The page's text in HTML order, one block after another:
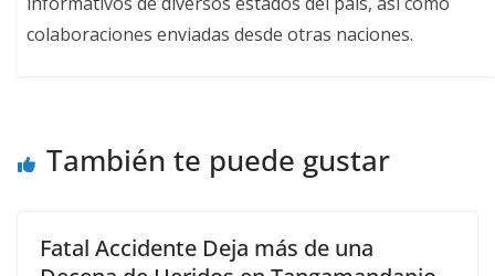
colaboraciones enviadas desde otras naciones.
También te puede gustar
Fatal Accidente Deja más de una